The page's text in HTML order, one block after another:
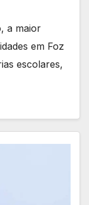
a maior
em Foz
escolares,